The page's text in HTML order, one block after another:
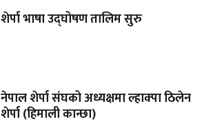
शेर्पा भाषा उद्घोषण तालिम सुरु
नेपाल शेर्पा संघको अध्यक्षमा ल्हाक्पा ठिलेन
शेर्पा (हिमाली कान्छा)